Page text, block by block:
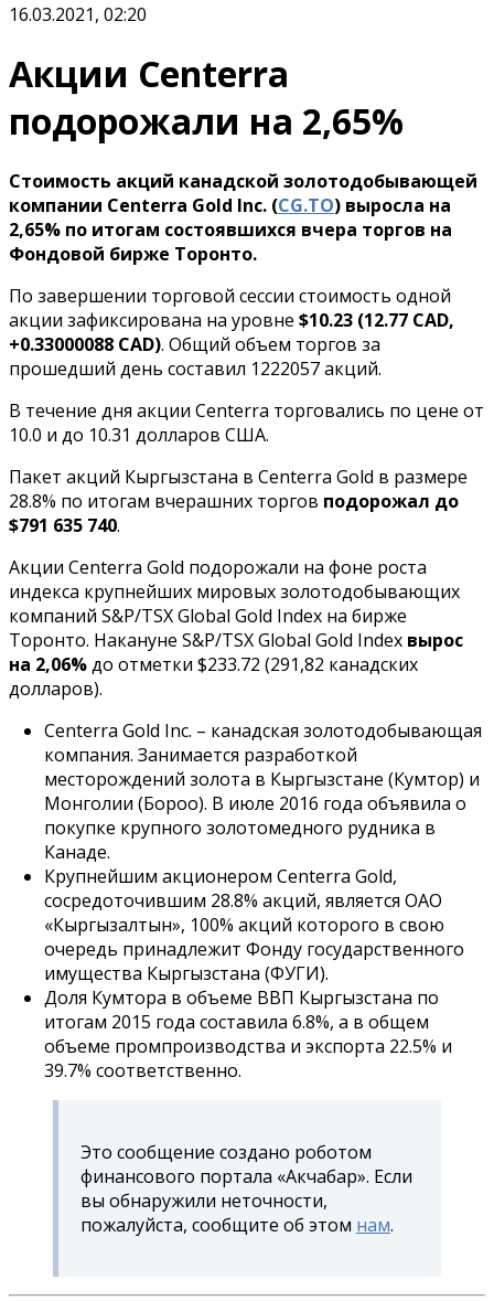
16.03.2021, 02:20
Акции Centerra
подорожали на 2,65%
Стоимость акций канадской золотодобывающей
компании Centerra Gold Inc. (CG.TO) выросла на
2,65% по итогам состоявшихся вчера торгов на
Фондовой бирже Торонто.
По завершении торговой сессии стоимость одной
акции зафиксирована на уровне $10.23 (12.77 CAD,
+0.33000088 CAD). Общий объем торгов за
прошедший день составил 1222057 акций.
В течение дня акции Centerra торговались по цене от
10.0 и до 10.31 долларов США.
Пакет акций Кыргызстана в Centerra Gold в размере
28.8% по итогам вчерашних торгов подорожал до
$791 635 740.
Акции Centerra Gold подорожали на фоне роста
индекса крупнейших мировых золотодобывающих
компаний S&P/TSX Global Gold Index на бирже
Торонто. Накануне S&P/TSX Global Gold Index вырос
на 2,06%до отметки $233.72 (291,82 канадских
долларов).
Centerra Gold Inc. – канадская золотодобывающая
компания. Занимается разработкой
месторождений золота в Кыргызстане (Кумтор) и
Монголии (Бороо). В июле 2016 года объявила о
покупке крупного золотомедного рудника в
Канаде.
Крупнейшим акционером Centerra Gold,
сосредоточившим 28.8% акций, является ОАО
«Кыргызалтын», 100% акций которого в свою
очередь принадлежит Фонду государственного
имущества Кыргызстана (ФУГИ).
Доля Кумтора в объеме ВВП Кыргызстана по
итогам 2015 года составила 6.8%, а в общем
объеме промпроизводства и экспорта 22.5% и
39.7% соответственно.
Это сообщение создано роботом
финансового портала «Акчабар». Если
вы обнаружили неточности,
пожалуйста, сообщите об этом нам.